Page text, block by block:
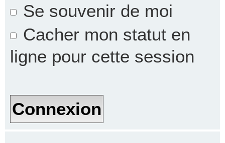
Se souvenir de moi
Cacher mon statut en
ligne pour cette session